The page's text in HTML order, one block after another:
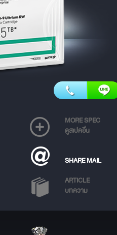
MORE SPEC
ดูสเปคอื่น
SHARE MAIL
ARTICLE
บทความ